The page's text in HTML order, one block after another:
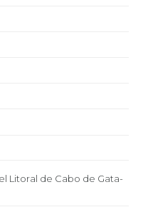
Litoral de Cabo de Gata-